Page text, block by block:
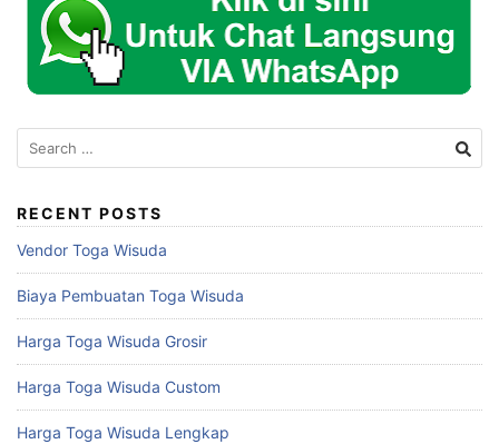
Search
for:
RECENT POSTS
Vendor Toga Wisuda
Biaya Pembuatan Toga Wisuda
Harga Toga Wisuda Grosir
Harga Toga Wisuda Custom
Harga Toga Wisuda Lengkap